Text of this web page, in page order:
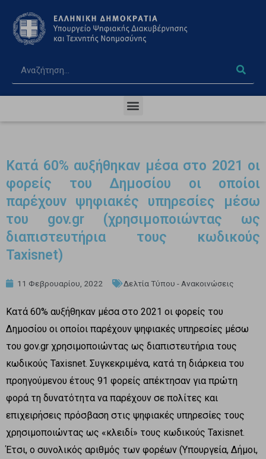
Κατά 60% αυξήθηκαν μέσα στο 2021 οι
φορείς του Δημοσίου οι οποίοι
παρέχουν ψηφιακές υπηρεσίες μέσω
του gov.gr (χρησιμοποιώντας ως
διαπιστευτήρια τους κωδικούς
Taxisnet)
11 Φεβρουαρίου, 2022 Δελτία Τύπου - Ανακοινώσεις
Κατά 60% αυξήθηκαν μέσα στο 2021 οι φορείς του
Δημοσίου οι οποίοι παρέχουν ψηφιακές υπηρεσίες μέσω
του gov.gr χρησιμοποιώντας ως διαπιστευτήρια τους
κωδικούς Taxisnet. Συγκεκριμένα, κατά τη διάρκεια του
προηγούμενου έτους 91 φορείς απέκτησαν για πρώτη
φορά τη δυνατότητα να παρέχουν σε πολίτες και
επιχειρήσεις πρόσβαση στις ψηφιακές υπηρεσίες τους
χρησιμοποιώντας ως «κλειδί» τους κωδικούς Taxisnet.
Έτσι, ο συνολικός αριθμός των φορέων (Υπουργεία, Δήμοι,